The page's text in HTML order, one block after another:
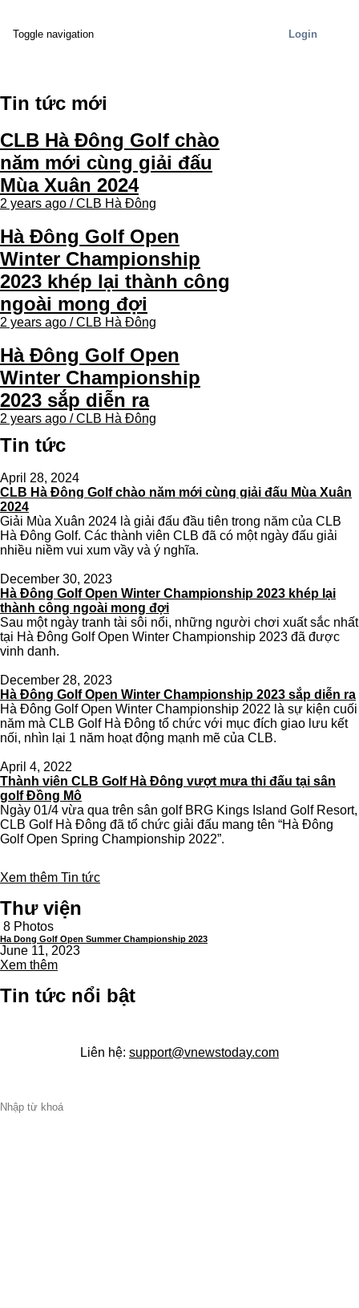
Toggle navigation Login
Tin tức mới
CLB Hà Đông Golf chào
năm mới cùng giải đấu
Mùa Xuân 2024
2 years ago / CLB Hà Đông
Hà Đông Golf Open
Winter Championship
2023 khép lại thành công
ngoài mong đợi
2 years ago / CLB Hà Đông
Hà Đông Golf Open
Winter Championship
2023 sắp diễn ra
2 years ago / CLB Hà Đông
Tin tức
April 28, 2024
CLB Hà Đông Golf chào năm mới cùng giải đấu Mùa Xuân
2024
Giải Mùa Xuân 2024 là giải đấu đầu tiên trong năm của CLB
Hà Đông Golf. Các thành viên CLB đã có một ngày đấu giải
nhiều niềm vui xum vầy và ý nghĩa.
December 30, 2023
Hà Đông Golf Open Winter Championship 2023 khép lại
thành công ngoài mong đợi
Sau một ngày tranh tài sôi nổi, những người chơi xuất sắc nhất
tại Hà Đông Golf Open Winter Championship 2023 đã được
vinh danh.
December 28, 2023
Hà Đông Golf Open Winter Championship 2023 sắp diễn ra
Hà Đông Golf Open Winter Championship 2022 là sự kiện cuối
năm mà CLB Golf Hà Đông tổ chức với mục đích giao lưu kết
nối, nhìn lại 1 năm hoạt động mạnh mẽ của CLB.
April 4, 2022
Thành viên CLB Golf Hà Đông vượt mưa thi đấu tại sân
golf Đồng Mô
Ngày 01/4 vừa qua trên sân golf BRG Kings Island Golf Resort,
CLB Golf Hà Đông đã tổ chức giải đấu mang tên “Hà Đông
Golf Open Spring Championship 2022”.
Xem thêm Tin tức
Thư viện
8 Photos
Ha Dong Golf Open Summer Championship 2023
June 11, 2023
Xem thêm
Tin tức nổi bật
Liên hệ: support@vnewstoday.com